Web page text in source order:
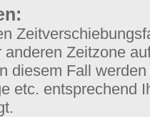
Zeitzone
diesem Fall
etc. entsprechend